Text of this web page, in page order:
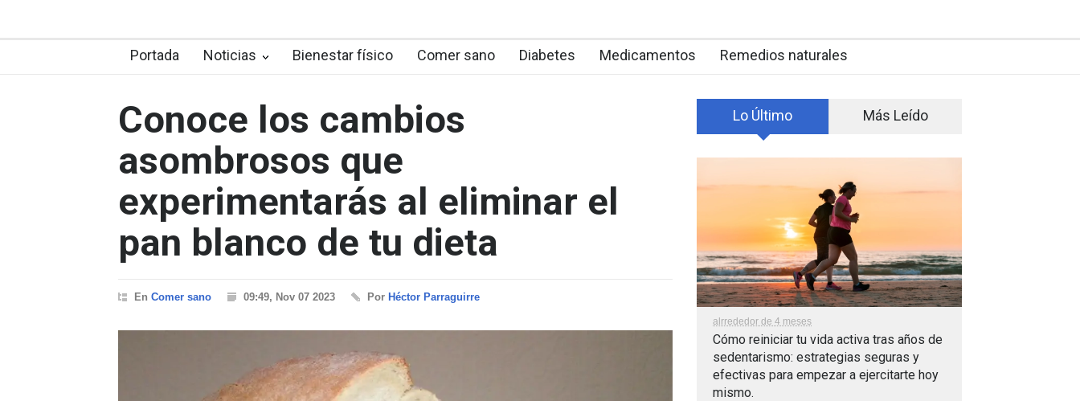
Portada Noticias Bienestar físico Comer sano Diabetes Medicamentos Remedios naturales
Conoce los cambios
asombrosos que
experimentarás al eliminar el
pan blanco de tu dieta
En Comer sano 09:49, Nov 07 2023 Por Héctor Parraguirre
Lo Último Más Leído
alrrededor de 4 meses
Cómo reiniciar tu vida activa tras años de
sedentarismo: estrategias seguras y
efectivas para empezar a ejercitarte hoy
mismo.